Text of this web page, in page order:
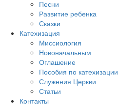
Песни
Развитие ребенка
Сказки
Катехизация
Миссиология
Новоначальным
Оглашение
Пособия по катехизации
Служения Церкви
Статьи
Контакты